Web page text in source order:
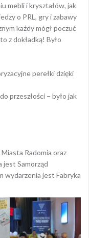
mebli i kryształów, jak
o PRL, gry i zabawy
każdy mógł poczuć
z dokładką! Było
perełki dzięki
przeszłości – było jak
Radomia oraz
jest Samorząd
wydarzenia jest Fabryka